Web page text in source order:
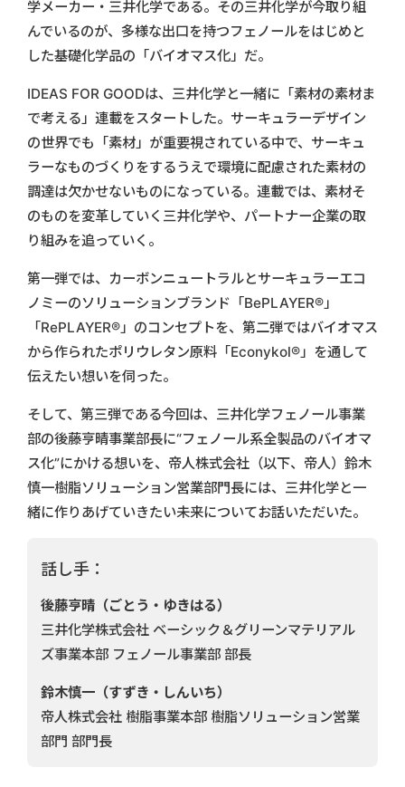
学メーカー・三井化学である。その三井化学が今取り組
んでいるのが、多様な出口を持つフェノールをはじめと
した基礎化学品の「バイオマス化」だ。
IDEAS FOR GOODは、三井化学と一緒に「素材の素材ま
で考える」連載をスタートした。サーキュラーデザイン
の世界でも「素材」が重要視されている中で、サーキュ
ラーなものづくりをするうえで環境に配慮された素材の
調達は欠かせないものになっている。連載では、素材そ
のものを変革していく三井化学や、パートナー企業の取
り組みを追っていく。
第一弾では、カーボンニュートラルとサーキュラーエコ
ノミーのソリューションブランド「BePLAYER®︎」
「RePLAYER®︎」のコンセプトを、第二弾ではバイオマス
から作られたポリウレタン原料「Econykol®︎」を通して
伝えたい想いを伺った。
そして、第三弾である今回は、三井化学フェノール事業
部の後藤亨晴事業部長に“フェノール系全製品のバイオマ
ス化”にかける想いを、帝人株式会社（以下、帝人）鈴木
慎一樹脂ソリューション営業部門長には、三井化学と一
緒に作りあげていきたい未来についてお話いただいた。
話し手：
後藤亨晴（ごとう・ゆきはる）
三井化学株式会社 ベーシック＆グリーンマテリアル
ズ事業本部 フェノール事業部 部長
鈴木慎一（すずき・しんいち）
帝人株式会社 樹脂事業本部 樹脂ソリューション営業
部門 部門長